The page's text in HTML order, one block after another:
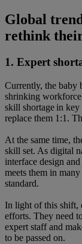
Global
rethink
1. Expert
Currently, the baby
shrinking
skill shortage in key
replace them 1:1.
At the same time,
skill set. As digital
interface design
meets them in
standard.
In light of this shift,
efforts. They need
expert staff and
to be passed on.